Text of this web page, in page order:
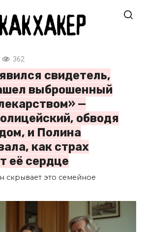
362
свидетель,
выброшенный
—
обводя
и Полина
как страх
её сердце
скрывает это семейное